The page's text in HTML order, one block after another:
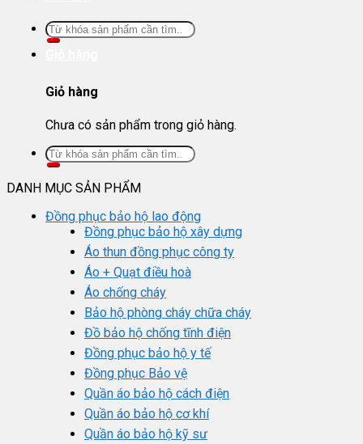
Tìm
kiếm:
Giỏ hàng
Chưa có sản phẩm trong giỏ hàng.
Tìm
kiếm:
DANH MỤC SẢN PHẨM
Đồng phục bảo hộ lao động
Đồng phục bảo hộ xây dựng
Áo thun đồng phục công ty
Áo + Quạt điều hoà
Áo chống cháy
Bảo hộ phòng cháy chữa cháy
Đồ bảo hộ chống tĩnh điện
Đồng phục bảo hộ y tế
Đồng phục Bảo vệ
Quần áo bảo hộ cách điện
Quần áo bảo hộ cơ khí
Quần áo bảo hộ kỹ sư